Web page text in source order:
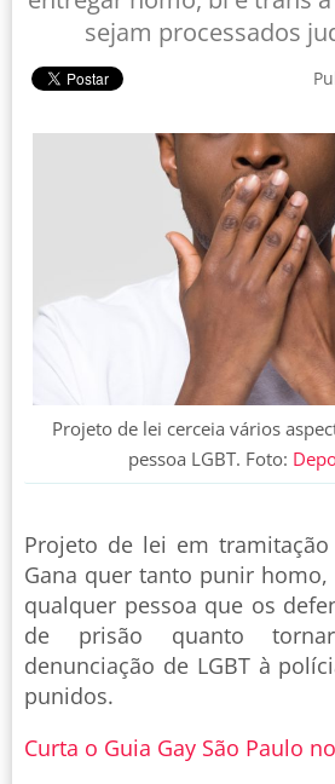
sejam processados
Projeto de lei cerceia vários
pessoa LGBT. Foto:
Projeto de lei em
Gana quer tanto punir
qualquer pessoa que os
de prisão quanto
denunciação de LGBT à
punidos.
Curta o Guia Gay São Paulo